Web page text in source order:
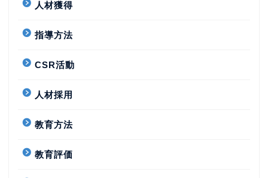
人材獲得
指導方法
CSR活動
人材採用
教育方法
教育評価